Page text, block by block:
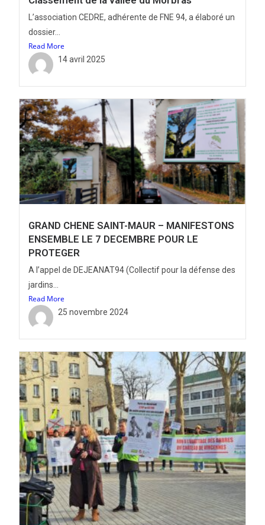
L’association CEDRE, adhérente de FNE 94, a élaboré un
dossier...
Read More
14 avril 2025
GRAND CHENE SAINT-MAUR – MANIFESTONS
ENSEMBLE LE 7 DECEMBRE POUR LE
PROTEGER
A l’appel de DEJEANAT94 (Collectif pour la défense des
jardins...
Read More
25 novembre 2024